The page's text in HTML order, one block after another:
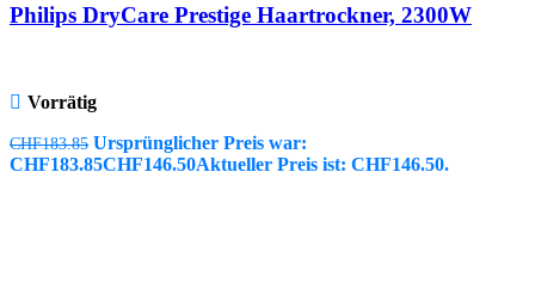
Philips DryCare Prestige Haartrockner, 2300W
Vorrätig
CHF183.85 Ursprünglicher Preis war:
CHF183.85CHF146.50Aktueller Preis ist: CHF146.50.